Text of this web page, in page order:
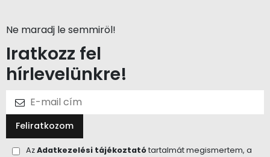
Ne maradj le semmiröl!
Iratkozz fel
hírlevelünkre!
Feliratkozom
AzAdatkezelési tájékoztatótartalmát megismertem, a